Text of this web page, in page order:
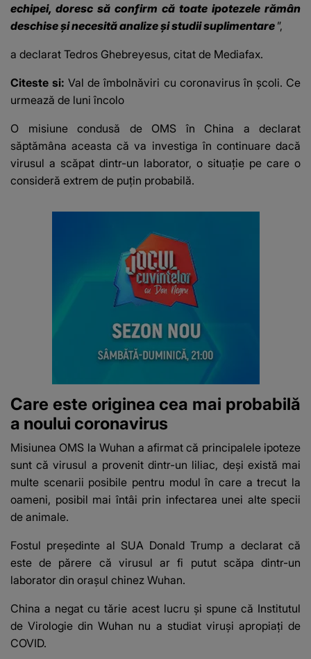
echipei, doresc să confirm că toate ipotezele rămân
deschise și necesită analize și studii suplimentare ”,
a declarat Tedros Ghebreyesus, citat de Mediafax.
Citeste si:Val de îmbolnăviri cu coronavirus în școli. Ce
urmează de luni încolo
O misiune condusă de OMS în China a declarat
săptămâna aceasta că va investiga în continuare dacă
virusul a scăpat dintr-un laborator, o situație pe care o
consideră extrem de puțin probabilă.
Care este originea cea mai probabilă
a noului coronavirus
Misiunea OMS la Wuhan a afirmat că principalele ipoteze
sunt că virusul a provenit dintr-un liliac, deși există mai
multe scenarii posibile pentru modul în care a trecut la
oameni, posibil mai întâi prin infectarea unei alte specii
de animale.
Fostul președinte al SUA Donald Trump a declarat că
este de părere că virusul ar fi putut scăpa dintr-un
laborator din orașul chinez Wuhan.
China a negat cu tărie acest lucru și spune că Institutul
de Virologie din Wuhan nu a studiat viruși apropiați de
COVID.